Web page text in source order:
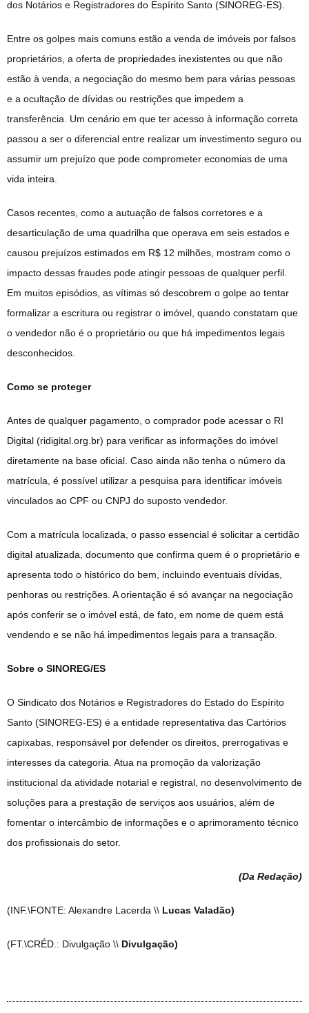
dos Notários e Registradores do Espírito Santo (SINOREG-ES).
Entre os golpes mais comuns estão a venda de imóveis por falsos
proprietários, a oferta de propriedades inexistentes ou que não
estão à venda, a negociação do mesmo bem para várias pessoas
e a ocultação de dívidas ou restrições que impedem a
transferência. Um cenário em que ter acesso à informação correta
passou a ser o diferencial entre realizar um investimento seguro ou
assumir um prejuízo que pode comprometer economias de uma
vida inteira.
Casos recentes, como a autuação de falsos corretores e a
desarticulação de uma quadrilha que operava em seis estados e
causou prejuízos estimados em R$ 12 milhões, mostram como o
impacto dessas fraudes pode atingir pessoas de qualquer perfil.
Em muitos episódios, as vítimas só descobrem o golpe ao tentar
formalizar a escritura ou registrar o imóvel, quando constatam que
o vendedor não é o proprietário ou que há impedimentos legais
desconhecidos.
Como se proteger
Antes de qualquer pagamento, o comprador pode acessar o RI
Digital (ridigital.org.br) para verificar as informações do imóvel
diretamente na base oficial. Caso ainda não tenha o número da
matrícula, é possível utilizar a pesquisa para identificar imóveis
vinculados ao CPF ou CNPJ do suposto vendedor.
Com a matrícula localizada, o passo essencial é solicitar a certidão
digital atualizada, documento que confirma quem é o proprietário e
apresenta todo o histórico do bem, incluindo eventuais dívidas,
penhoras ou restrições. A orientação é só avançar na negociação
após conferir se o imóvel está, de fato, em nome de quem está
vendendo e se não há impedimentos legais para a transação.
Sobre o SINOREG/ES
O Sindicato dos Notários e Registradores do Estado do Espírito
Santo (SINOREG-ES) é a entidade representativa das Cartórios
capixabas, responsável por defender os direitos, prerrogativas e
interesses da categoria. Atua na promoção da valorização
institucional da atividade notarial e registral, no desenvolvimento de
soluções para a prestação de serviços aos usuários, além de
fomentar o intercâmbio de informações e o aprimoramento técnico
dos profissionais do setor.
(Da Redação)
(INF.\FONTE: Alexandre Lacerda \\ Lucas Valadão)
(FT.\CRÉD.: Divulgação \\ Divulgação)